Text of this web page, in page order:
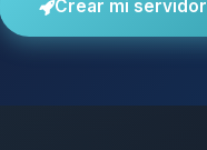
Crear mi servidor